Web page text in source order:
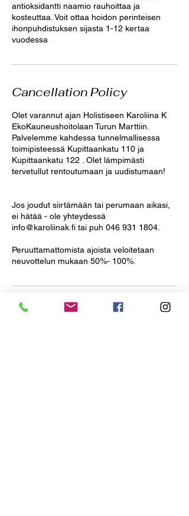
antioksidantti naamio rauhoittaa ja
kosteuttaa. Voit ottaa hoidon perinteisen
ihonpuhdistuksen sijasta 1-12 kertaa
vuodessa
Cancellation Policy
Olet varannut ajan Holistiseen Karoliina K
EkoKauneushoitolaan Turun Marttiin.
Palvelemme kahdessa tunnelmallisessa
toimipisteessä Kupittaankatu 110 ja
Kupittaankatu 122 . Olet lämpimästi
tervetullut rentoutumaan ja uudistumaan!
Jos joudut siirtämään tai perumaan aikasi,
ei hätää - ole yhteydessä
info@karoliinak.fi tai puh 046 931 1804.
Peruuttamattomista ajoista veloitetaan
neuvottelun mukaan 50%- 100%.
Contact Details